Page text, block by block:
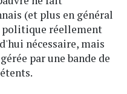
(et plus en général
politique réellement
nécessaire, mais
par une bande de